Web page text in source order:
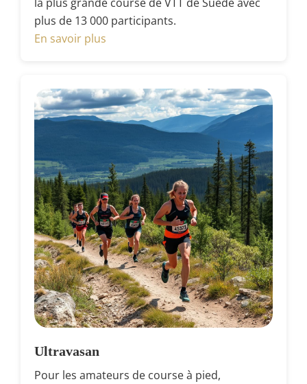
plus de 13 000 participants.
En savoir plus
Ultravasan
Pour les amateurs de course à pied,